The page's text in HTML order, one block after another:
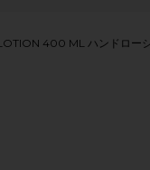
400 ML ハンドロー
Lavender Hand Lotion